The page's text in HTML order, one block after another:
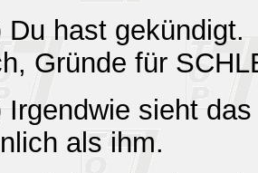
Du hast gekündigt.
Gründe für
Irgendwie sieht
als ihm.